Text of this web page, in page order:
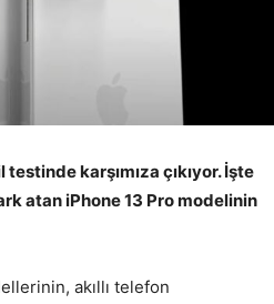
karşımıza çıkıyor. İşte
atan iPhone 13 Pro modelinin
akıllı telefon